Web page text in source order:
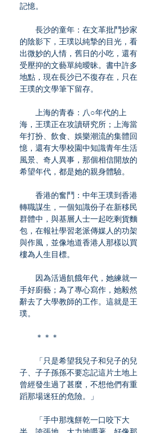
記憶。
長沙的童年：在文革批鬥抄家
的陰影下，王璞以純摯的目光，看
出微妙的人情，舊日的小吃，還有
受壓抑的文藝單純曖昧。書中許多
地點，現在長沙已不復存在，只在
王璞的文學筆下留存。
上海的青春：八○年代的上
海，王璞正在攻讀研究所；上海當
年打扮、飲食、娛樂潮流的集體回
憶，還有大學校園中知識青年生活
風景、奇人異事，那個相信開放的
希望年代，都是她的親身體驗。
香港的奮鬥：中年王璞到香港
轉職謀生，一個知識份子在新移民
群體中，與基層人士一起吃剩貨麵
包，在報社學習老派傳媒人的功架
與作風，並像地道香港人那樣以買
樓為人生目標。
因為活過飢餓年代，她練就一
手好廚藝；為了專心寫作，她毅然
辭去了大學教師的工作。這就是王
璞。
＊＊＊
「只是希望我兒子和兒子的兒
子、子子孫孫不要忘記這片土地上
曾經發生過了甚麼，不想他們有重
蹈那場迷狂的危險。」
「手中那塊餅乾一口咬下大